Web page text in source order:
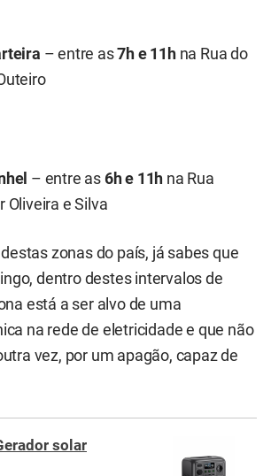
– entre as7h e 11h na Rua do
– entre as 6h e 11h na Rua
Oliveira e Silva
zonas do país, já sabes que
dentro destes intervalos de
está a ser alvo de uma
na rede de eletricidade e que não
vez, por um apagão, capaz de
solar